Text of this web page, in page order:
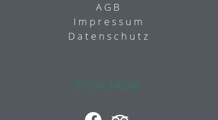
AGB
Impressum
Datenschutz
SOCIAL MEDIA